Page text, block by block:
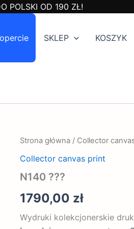
POLSKI OD 190 ZŁ!
SKLEP KOSZYK
Strona główna / Collector
Collector canvas print
N140 ???
1790,00 zł
Wydruki kolekcjonerskie
ilość
???